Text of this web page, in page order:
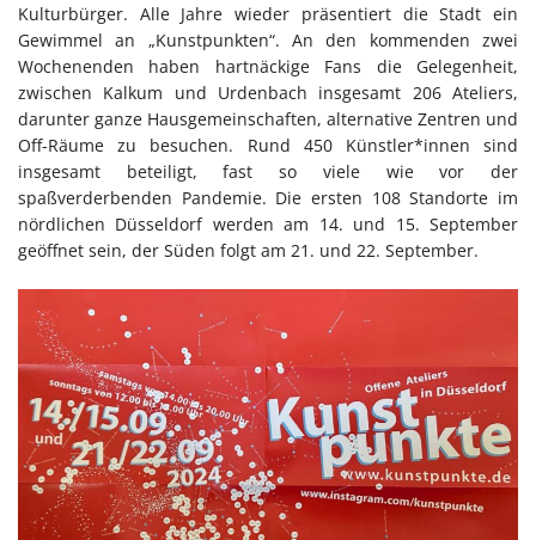
Kulturbürger. Alle Jahre wieder präsentiert die Stadt ein
Gewimmel an „Kunstpunkten“. An den kommenden zwei
Wochenenden haben hartnäckige Fans die Gelegenheit,
zwischen Kalkum und Urdenbach insgesamt 206 Ateliers,
darunter ganze Hausgemeinschaften, alternative Zentren und
Off-Räume zu besuchen. Rund 450 Künstler*innen sind
insgesamt beteiligt, fast so viele wie vor der
spaßverderbenden Pandemie. Die ersten 108 Standorte im
nördlichen Düsseldorf werden am 14. und 15. September
geöffnet sein, der Süden folgt am 21. und 22. September.